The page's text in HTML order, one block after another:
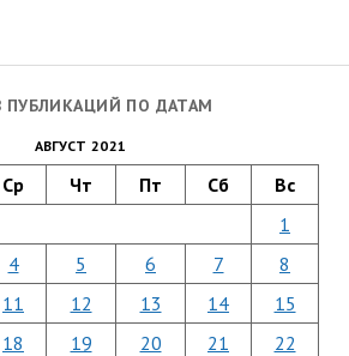
ПУБЛИКАЦИЙ ПО ДАТАМ
АВГУСТ 2021
Ср Чт Пт Сб Вс
1
4 5 6 7
8
11 12 13 14
15
18 19 20 21
22